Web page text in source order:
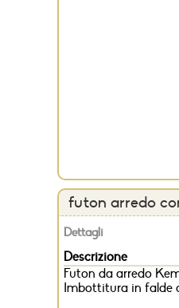
futon arredo
Dettagli
Descrizione
Futon da arredo
Imbottitura in falde